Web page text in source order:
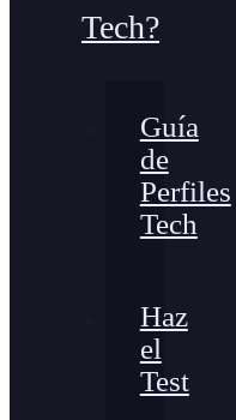
Tech?
Guía
de
Perfiles
Tech
Haz
el
Test